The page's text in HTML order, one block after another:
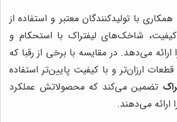
همکاری با تولیدکنندگان معتبر و استفاده از
کیفیت، شاخک‌های لیفتراک با استحکام و
ارائه می‌دهد. در مقایسه با برخی از رقبا که
ارزان‌تر و با کیفیت پایین‌تر استفاده
تضمین می‌کند که محصولاتش عملکرد
ارائه می‌دهند.